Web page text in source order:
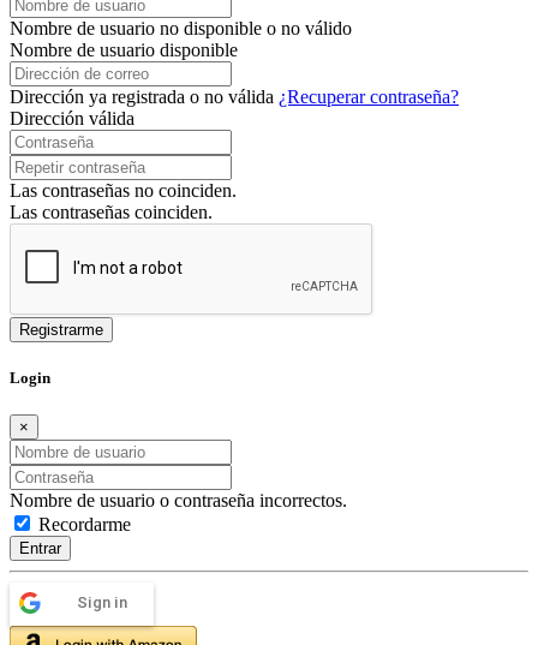
Nombre de usuario no disponible o no válido
Nombre de usuario disponible
Dirección ya registrada o no válida ¿Recuperar contraseña?
Dirección válida
Las contraseñas no coinciden.
Las contraseñas coinciden.
Login
×
Nombre de usuario o contraseña incorrectos.
Recordarme
Entrar
Sign in